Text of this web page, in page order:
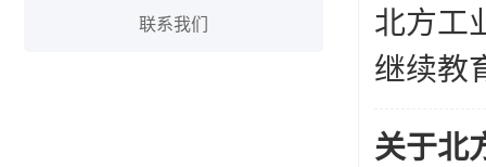
联系我们
北方工
继续教
关于北